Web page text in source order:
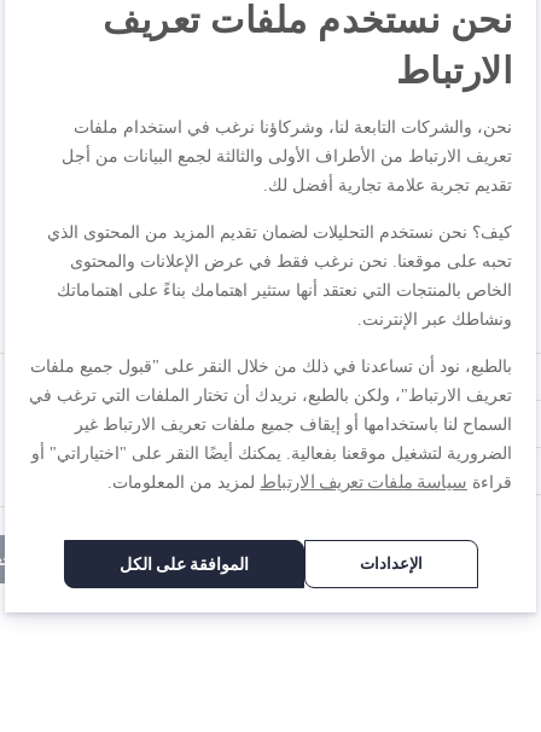
إرسال
نحن نستخدم ملفات تعريف
الارتباط
نحن، والشركات التابعة لنا، وشركاؤنا نرغب في استخدام ملفات
تعريف الارتباط من الأطراف الأولى والثالثة لجمع البيانات من أجل
تقديم تجربة علامة تجارية أفضل لك.
كيف؟ نحن نستخدم التحليلات لضمان تقديم المزيد من المحتوى الذي
تحبه على موقعنا. نحن نرغب فقط في عرض الإعلانات والمحتوى
الخاص بالمنتجات التي نعتقد أنها ستثير اهتمامك بناءً على اهتماماتك
ونشاطك عبر الإنترنت.
بالطبع، نود أن تساعدنا في ذلك من خلال النقر على "قبول جميع ملفات
تعريف الارتباط"، ولكن بالطبع، نريدك أن تختار الملفات التي ترغب في
السماح لنا باستخدامها أو إيقاف جميع ملفات تعريف الارتباط غير
الضرورية لتشغيل موقعنا بفعالية. يمكنك أيضًا النقر على "اختياراتي" أو
قراءة سياسة ملفات تعريف الارتباط لمزيد من المعلومات.
الإعدادات الموافقة على الكل